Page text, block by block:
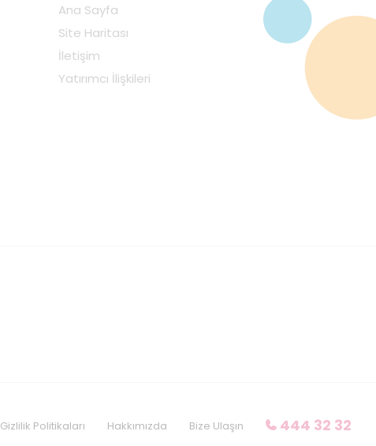
Ana Sayfa
Site Haritası
İletişim
Yatırımcı İlişkileri
Gizlilik Politikaları Hakkımızda Bize Ulaşın 444 32 32